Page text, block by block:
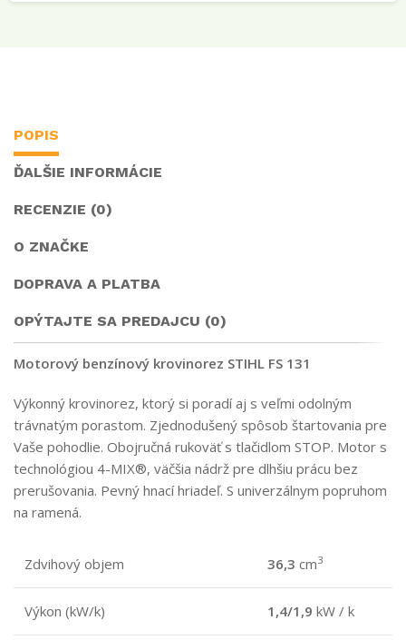
POPIS
ĎALŠIE INFORMÁCIE
RECENZIE (0)
O ZNAČKE
DOPRAVA A PLATBA
OPÝTAJTE SA PREDAJCU (0)
Motorový benzínový krovinorez STIHL FS 131
Výkonný krovinorez, ktorý si poradí aj s veľmi odolným
trávnatým porastom. Zjednodušený spôsob štartovania pre
Vaše pohodlie. Obojručná rukoväť s tlačidlom STOP. Motor s
technológiou 4-MIX®, väčšia nádrž pre dlhšiu prácu bez
prerušovania. Pevný hnací hriadeľ. S univerzálnym popruhom
na ramená.
Zdvihový objem 36,3 cm3
Výkon (kW/k) 1,4/1,9 kW / k